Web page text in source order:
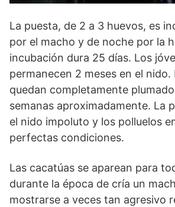
La puesta, de 2 a 3 huevos, es
por el macho y de noche por la
incubación dura 25 días. Los
permanecen 2 meses en el nido.
quedan completamente
semanas aproximadamente. La
el nido impoluto y los polluelos
perfectas condiciones.
Las cacatúas se aparean para
durante la época de cría un
mostrarse a veces tan agresivo